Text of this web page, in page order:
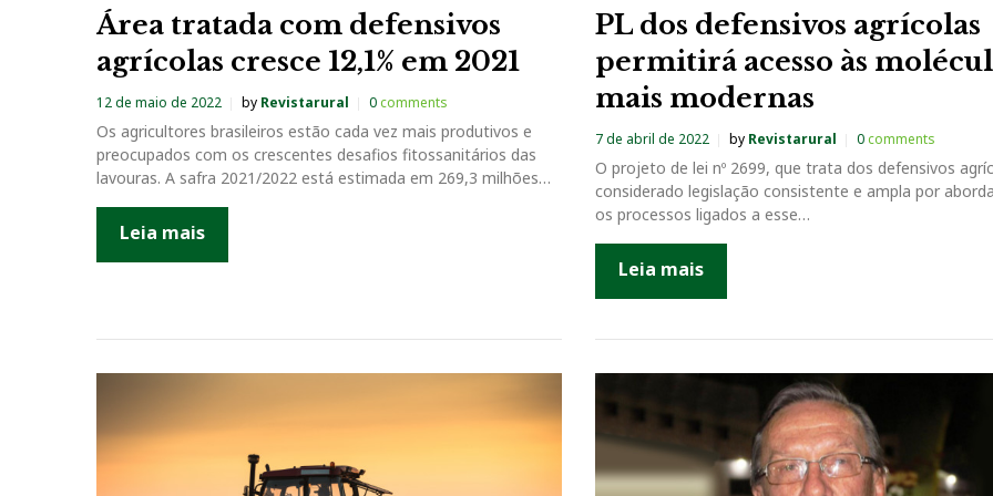
Área tratada com defensivos
agrícolas cresce 12,1% em 2021
12 de maio de 2022 by Revistarural 0comments
Os agricultores brasileiros estão cada vez mais produtivos e
preocupados com os crescentes desafios fitossanitários das
lavouras. A safra 2021/2022 está estimada em 269,3 milhões…
Leia mais
PL dos defensivos agrícolas
permitirá acesso às
mais modernas
7 de abril de 2022 by Revistarural 0comments
O projeto de lei nº 2699, que trata dos defensivos
considerado legislação consistente e ampla por
os processos ligados a esse…
Leia mais